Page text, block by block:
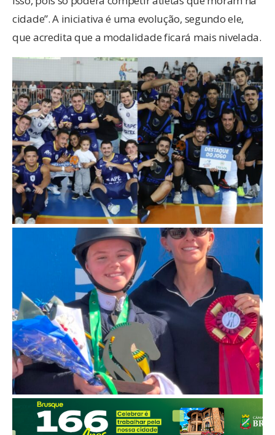
cidade”. A iniciativa é uma evolução, segundo ele,
que acredita que a modalidade ficará mais nivelada.